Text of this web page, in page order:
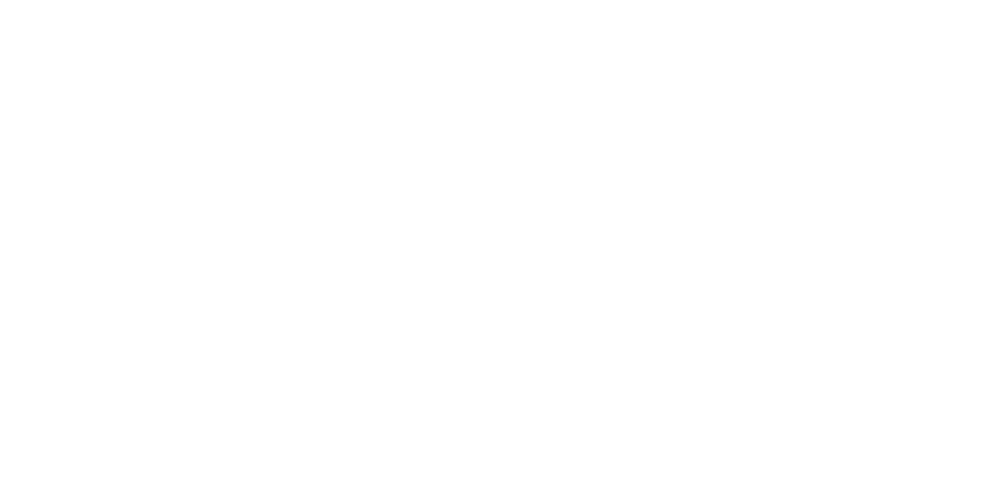
sähköpostien yksityisyyttä koskevia toimintatapoja, kuten piilottaa
vastaanottajahakuja ja vähentää sähköpostien metadatassa
ulkoiset vastaanottajat eivät voi helposti päätellä organisaation sisäistä
ja yksityisyys -osiosta
käsittelyn kautta paljastettujen sisäisten yritystietojen määrää, jolloin
yksityisyyden odotuksia muuttamatta merkittävästi käyttäjille
pääasiassa siihen, miten sisäiset vastaanottajat esitetään viestien